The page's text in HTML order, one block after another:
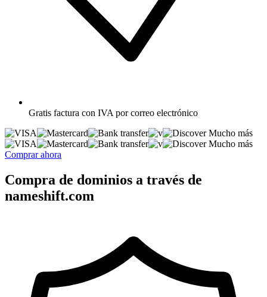
Gratis factura con IVA por correo electrónico
Mucho más
Mucho más
Comprar ahora
Compra de dominios a través de
nameshift.com